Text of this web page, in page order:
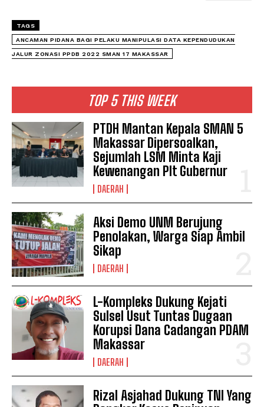
I've read and accept thePrivacy Policy.
See also Kadisdik Makassar dan
Sejumlah Kabid Terperiksa Atas Kasus
Dugaan Korupsi Anggaran Perjalanan
Dinas
TOP 5 THIS WEEK
PTDH Mantan Kepala SMAN 5
Makassar Dipersoalkan,
Sejumlah LSM Minta Kaji
Kewenangan Plt Gubernur
DAERAH
Aksi Demo UNM Berujung
Penolakan, Warga Siap Ambil
Sikap
DAERAH
L-Kompleks Dukung Kejati
Sulsel Usut Tuntas Dugaan
Korupsi Dana Cadangan PDAM
Makassar
DAERAH
Rizal Asjahad Dukung TNI Yang
TAGS
ANCAMAN PIDANA BAGI PELAKU MANIPULASI DATA KEPENDUDUKAN
JALUR ZONASI PPDB 2022 SMAN 17 MAKASSAR